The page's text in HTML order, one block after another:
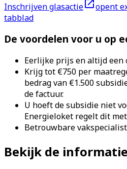
Inschrijven glasactie
opent
tabblad
De voordelen voor u op
Eerlijke prijs en altijd een
Krijg tot €750 per
bedrag van €1.500
de factuur.
U hoeft de subsidie niet
Energieloket regelt dit
Betrouwbare
Bekijk de